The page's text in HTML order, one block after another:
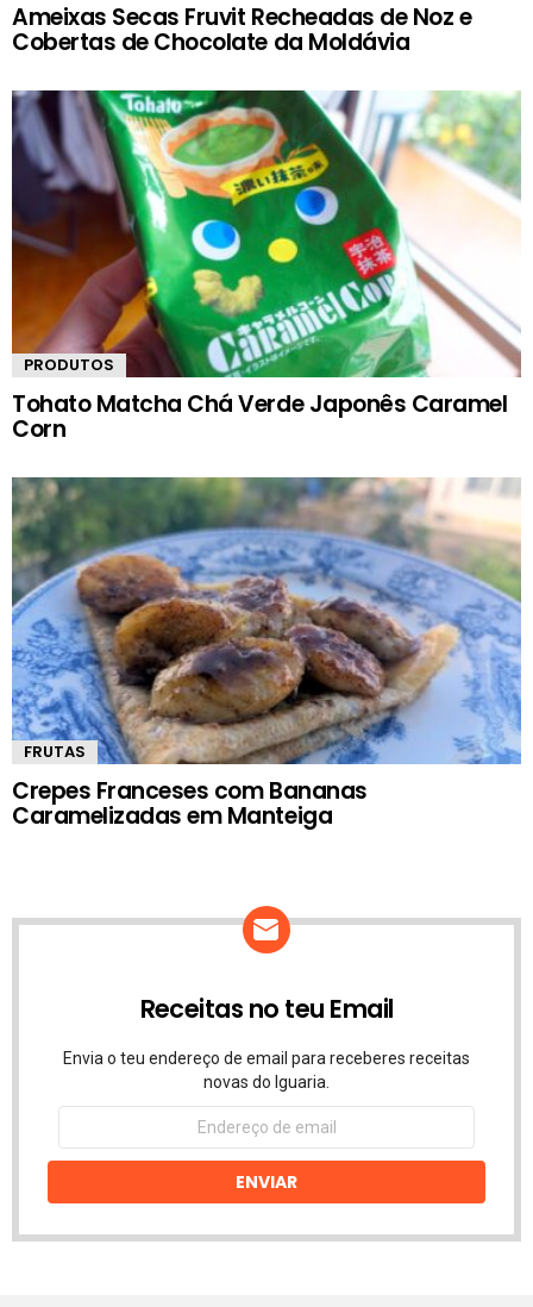
Ameixas Secas Fruvit Recheadas de Noz e
Cobertas de Chocolate da Moldávia
PRODUTOS
Tohato Matcha Chá Verde Japonês Caramel
Corn
FRUTAS
Crepes Franceses com Bananas
Caramelizadas em Manteiga
Receitas no teu Email
Envia o teu endereço de email para receberes receitas
novas do Iguaria.
Endereço
email
ENVIAR